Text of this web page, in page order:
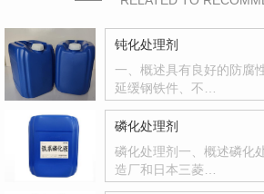
钝化处理剂
一、概述具有良好的防腐
延缓钢铁件、不…
磷化处理剂
磷化处理剂一、概述磷化
造厂和日本三菱…